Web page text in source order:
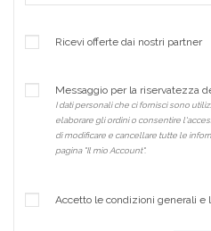
Ricevi offerte dai nostri partner
Messaggio per la riservatezza
I dati personali che ci fornisci sono
elaborare gli ordini o consentire
di modificare e cancellare tutte le
pagina "Il mio Account".
Accetto le condizioni generali e